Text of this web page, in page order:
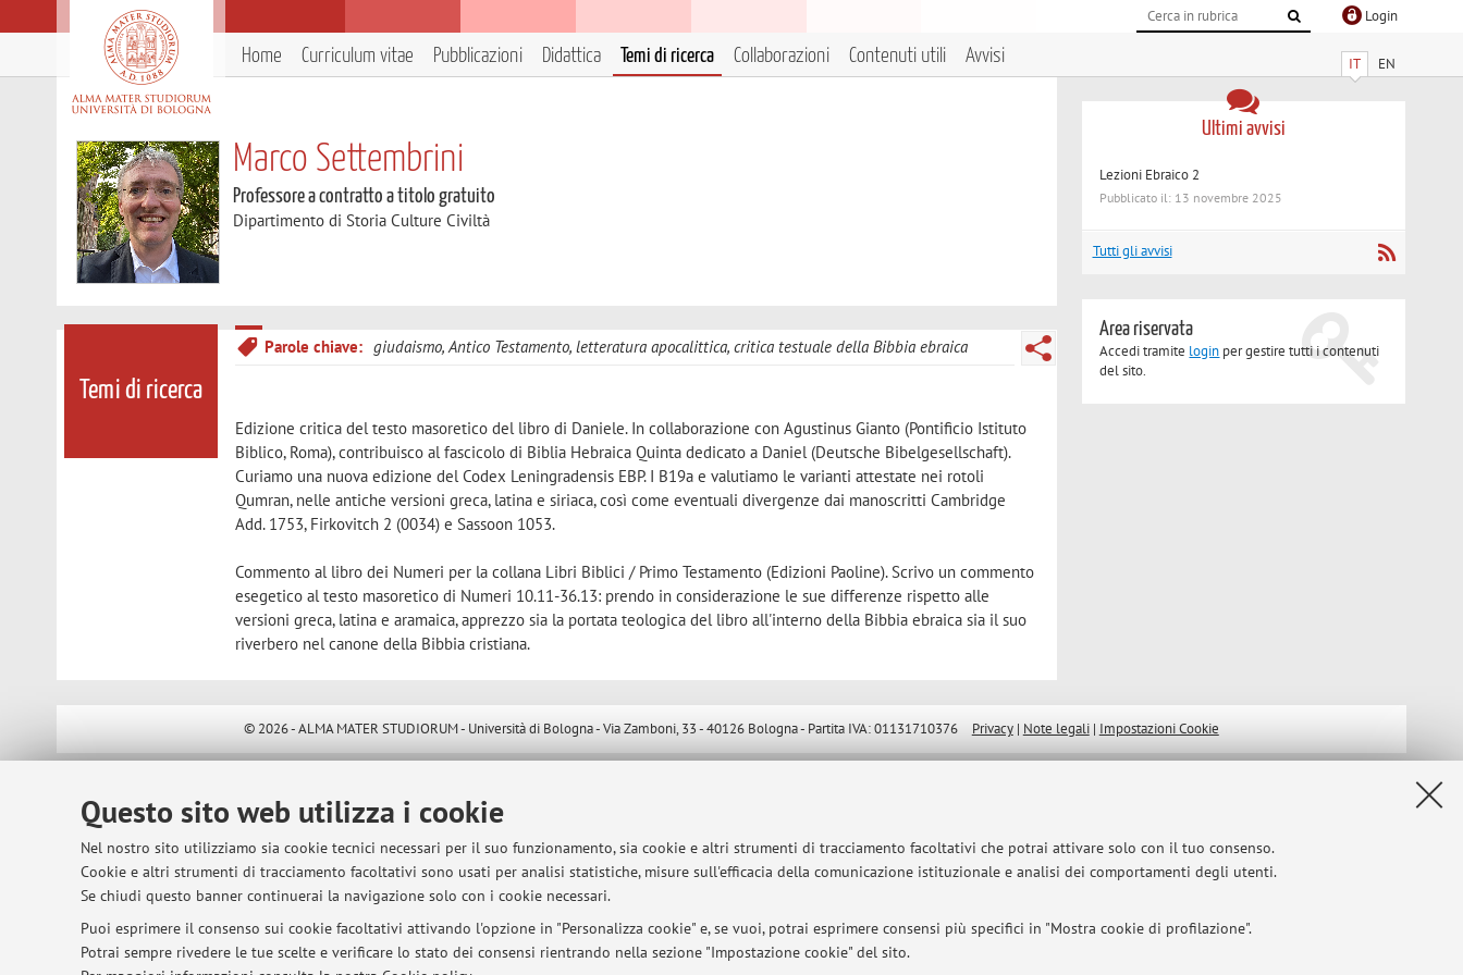
Questo sito web utilizza i cookie
Nel nostro sito utilizziamo sia cookie tecnici necessari per il suo funzionamento, sia cookie e altri strumenti di tracciamento facoltativi che potrai attivare solo con il tuo consenso.
Cookie e altri strumenti di tracciamento facoltativi sono usati per analisi statistiche, misure sull'efficacia della comunicazione istituzionale e analisi dei comportamenti degli utenti.
Se chiudi questo banner continuerai la navigazione solo con i cookie necessari.
Puoi esprimere il consenso sui cookie facoltativi attivando l'opzione in "Personalizza cookie" e, se vuoi, potrai esprimere consensi più specifici in "Mostra cookie di profilazione".
Potrai sempre rivedere le tue scelte e verificare lo stato dei consensi rientrando nella sezione "Impostazione cookie" del sito.
Login
IT EN
Home Curriculum vitae Pubblicazioni Didattica Temi di ricerca Collaborazioni Contenuti utili Avvisi
Marco Settembrini
Professore a contratto a titolo gratuito
Dipartimento di Storia Culture Civiltà
Temi di ricerca
Parole chiave: giudaismo, Antico Testamento, letteratura apocalittica, critica testuale della Bibbia ebraica
Edizione critica del testo masoretico del libro di Daniele. In collaborazione con Agustinus Gianto (Pontificio Istituto
Biblico, Roma), contribuisco al fascicolo di Biblia Hebraica Quinta dedicato a Daniel (Deutsche Bibelgesellschaft).
Curiamo una nuova edizione del Codex Leningradensis EBP. I B19a e valutiamo le varianti attestate nei rotoli
Qumran, nelle antiche versioni greca, latina e siriaca, così come eventuali divergenze dai manoscritti Cambridge
Add. 1753, Firkovitch 2 (0034) e Sassoon 1053.
Commento al libro dei Numeri per la collana Libri Biblici / Primo Testamento (Edizioni Paoline). Scrivo un commento
esegetico al testo masoretico di Numeri 10.11-36.13: prendo in considerazione le sue differenze rispetto alle
versioni greca, latina e aramaica, apprezzo sia la portata teologica del libro all'interno della Bibbia ebraica sia il suo
riverbero nel canone della Bibbia cristiana.
Ultimi avvisi
Lezioni Ebraico 2
Pubblicato il: 13 novembre 2025
Tutti gli avvisi
Area riservata
Accedi tramite login per gestire tutti i contenuti
del sito.
© 2026 - ALMA MATER STUDIORUM - Università di Bologna - Via Zamboni, 33 - 40126 Bologna - Partita IVA: 01131710376 Privacy| Note legali| Impostazioni Cookie